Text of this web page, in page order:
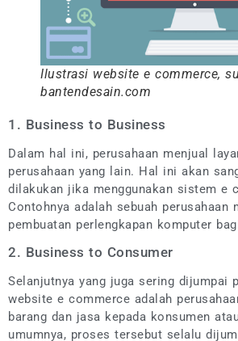
Ilustrasi website e commerce,
bantendesain.com
1. Business to Business
Dalam hal ini, perusahaan menjual
perusahaan yang lain. Hal ini akan
dilakukan jika menggunakan sistem e
Contohnya adalah sebuah perusahaan
pembuatan perlengkapan komputer
2. Business to Consumer
Selanjutnya yang juga sering dijumpai
website e commerce adalah
barang dan jasa kepada konsumen
umumnya, proses tersebut selalu